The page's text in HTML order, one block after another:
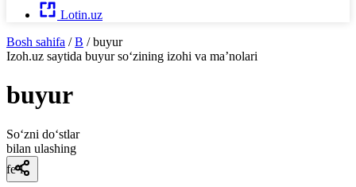
Lotin.uz
Bosh sahifa / B / buyur
Izoh.uz saytida buyurso‘zining izohi va ma’nolari
buyur
So‘zni do‘stlar
bilan ulashing
fe’l